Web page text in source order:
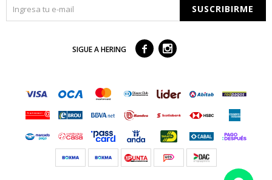
SUSCRIBIRME
SIGUE A HERING  